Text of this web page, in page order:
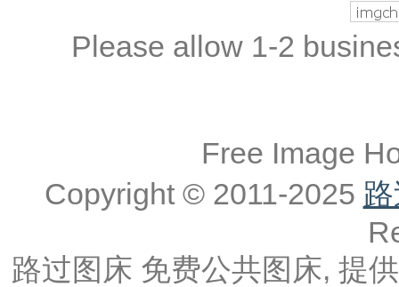
Please allow 1-2
Free Image
Copyright © 2011-2025
路过图床 免费公共图床, 提